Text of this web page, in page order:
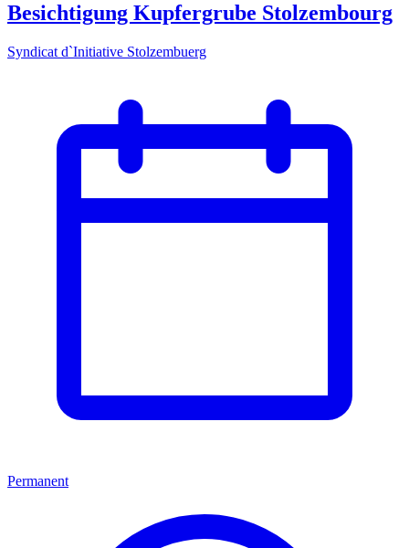
Besichtigung Kupfergrube Stolzembourg
Syndicat d`Initiative Stolzembuerg
Permanent